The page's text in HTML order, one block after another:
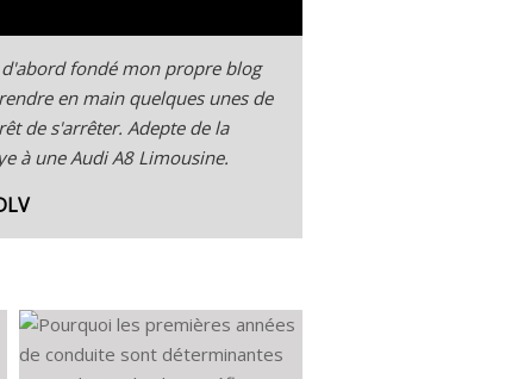
fondé mon propre blog
en main quelques unes de
de s'arrêter. Adepte de la
à une Audi A8 Limousine.